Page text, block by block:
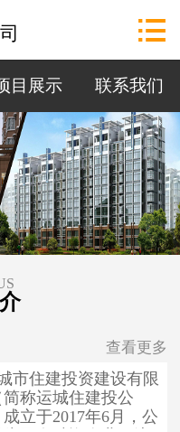
政策法规
资讯中心
招标公告
项目展示

目展示 联系我们
市住建投资建设有限
称运城住建投公
立于2017年6月，公
查看更多